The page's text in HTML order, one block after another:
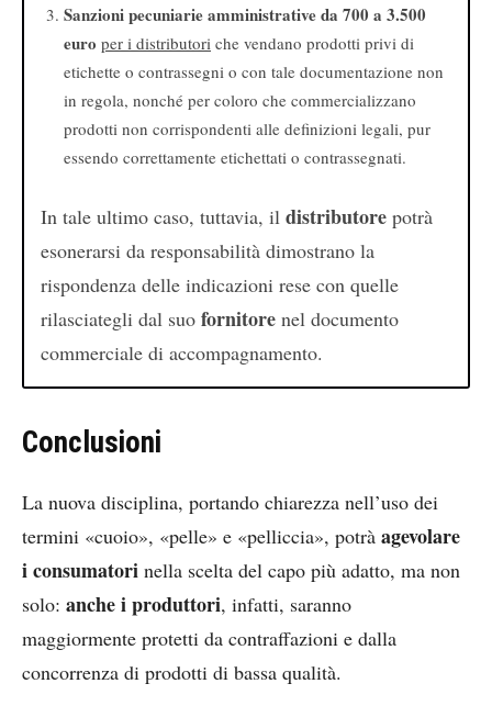
Sanzioni pecuniarie amministrative da 700 a 3.500
euro per i distributori che vendano prodotti privi di
etichette o contrassegni o con tale documentazione non
in regola, nonché per coloro che commercializzano
prodotti non corrispondenti alle definizioni legali, pur
essendo correttamente etichettati o contrassegnati.
In tale ultimo caso, tuttavia, il distributore potrà
esonerarsi da responsabilità dimostrano la
rispondenza delle indicazioni rese con quelle
rilasciategli dal suo fornitore nel documento
commerciale di accompagnamento.
Conclusioni
La nuova disciplina, portando chiarezza nell’uso dei
termini «cuoio», «pelle» e «pelliccia», potrà agevolare
i consumatori nella scelta del capo più adatto, ma non
solo: anche i produttori, infatti, saranno
maggiormente protetti da contraffazioni e dalla
concorrenza di prodotti di bassa qualità.